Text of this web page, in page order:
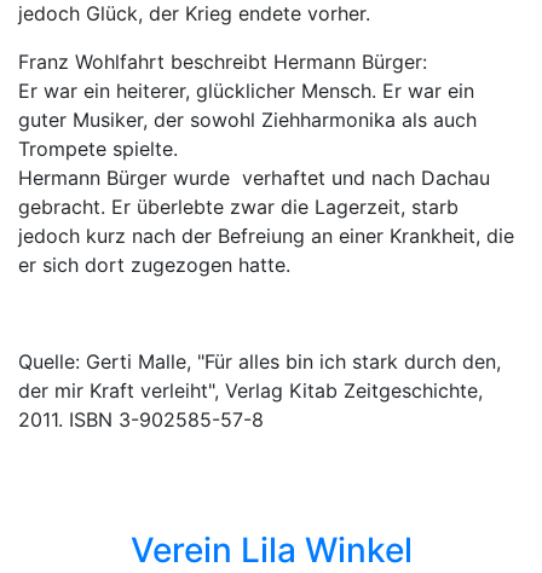
jedoch Glück, der Krieg endete vorher.
Franz Wohlfahrt beschreibt Hermann Bürger:
Er war ein heiterer, glücklicher Mensch. Er war ein
guter Musiker, der sowohl Ziehharmonika als auch
Trompete spielte.
Hermann Bürger wurde verhaftet und nach Dachau
gebracht. Er überlebte zwar die Lagerzeit, starb
jedoch kurz nach der Befreiung an einer Krankheit, die
er sich dort zugezogen hatte.
Quelle: Gerti Malle, "Für alles bin ich stark durch den,
der mir Kraft verleiht", Verlag Kitab Zeitgeschichte,
2011. ISBN 3-902585-57-8
Verein Lila Winkel